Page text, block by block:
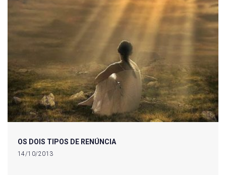
OS DOIS TIPOS DE RENÚNCIA
14/10/2013